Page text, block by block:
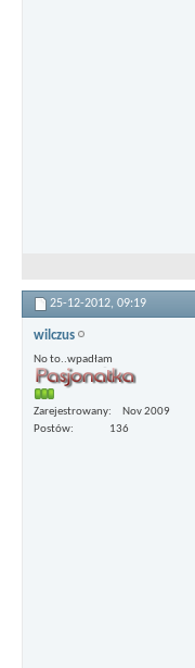
25-12-2012, 09:19
wilczus
No to..wpadłam
Zarejestrowany
Nov 2009
Postów
136